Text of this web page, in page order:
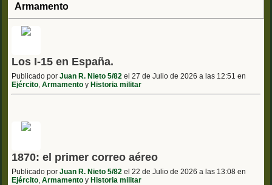
Armamento
Los I-15 en España.
Publicado por Juan R. Nieto 5/82 el 27 de Julio de 2026 a las 12:51 en
Ejército Armamento y Historia militar
1870: el primer correo aéreo
Publicado por Juan R. Nieto 5/82 el 22 de Julio de 2026 a las 13:08 en
Ejército Armamento y Historia militar